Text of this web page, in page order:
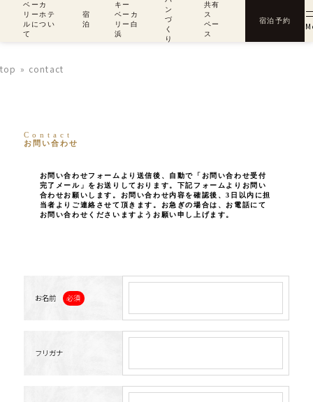
ベーカ
リーホテ
ルについ
て
宿
泊
キー
ベーカ
リー白
浜
ン
づ
く
り
共有
ス
ペー
ス
宿泊予約
top contact
Contact
お問い合わせ
お問い合わせフォームより送信後、自動で「お問い合わせ受付
完了メール」をお送りしております。下記フォームよりお問い
合わせお願いします。お問い合わせ内容を確認後、3日以内に担
当者よりご連絡させて頂きます。お急ぎの場合は、お電話にて
お問い合わせくださいますようお願い申し上げます。
お名前 必須
フリガナ